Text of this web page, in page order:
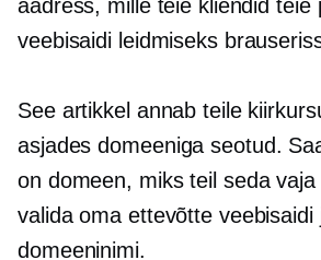
aadress, mille teie kliendid teie
veebisaidi leidmiseks
See artikkel annab teile
asjadesdomeeniga seotud.
on domeen, miks teil seda
valida oma ettevõtte veebisaidi
domeeninimi.